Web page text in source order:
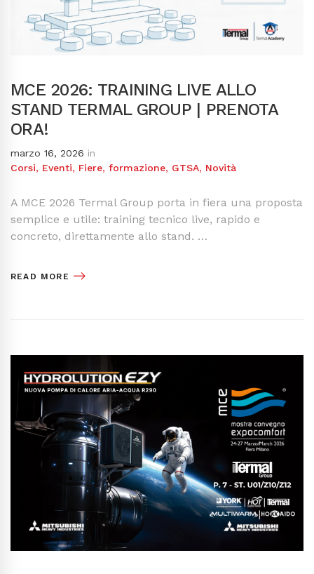
MCE 2026: TRAINING LIVE ALLO
STAND TERMAL GROUP | PRENOTA
ORA!
marzo 16, 2026 in
Corsi, Eventi, Fiere, formazione, GTSA, Novità
A MCE 2026 Termal Group porta in fiera una proposta
semplice e utile: training tecnico live, rapido e
concreto, direttamente allo stand. …
READ MORE